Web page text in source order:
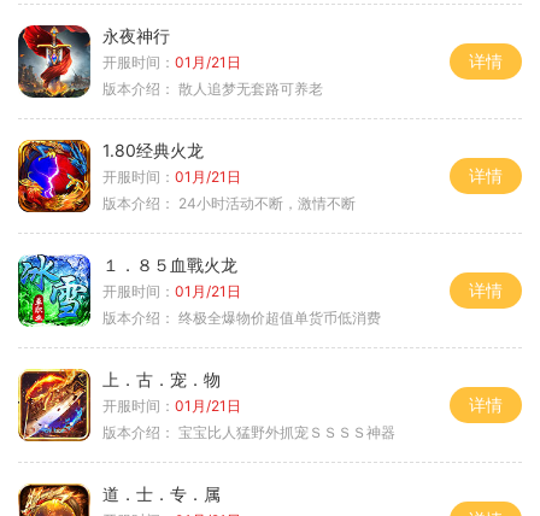
永夜神行
开服时间： 01月/21日
版本介绍： 散人追梦无套路可养老
详情
1.80经典火龙
开服时间： 01月/21日
版本介绍： 24小时活动不断，激情不断
详情
１．８５血戰火龙
开服时间： 01月/21日
版本介绍： 终极全爆物价超值单货币低消费
详情
上．古．宠．物
开服时间： 01月/21日
版本介绍： 宝宝比人猛野外抓宠ＳＳＳＳ神器
详情
道．士．专．属